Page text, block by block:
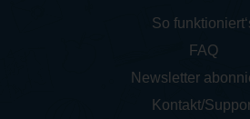
So
FAQ
Newsletter
Kontakt/